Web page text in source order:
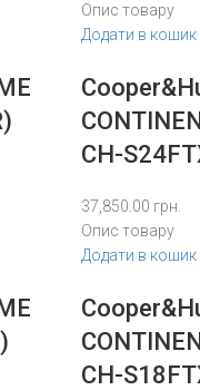
Опис товару
Додати в кошик
CH-
37,850.00 грн.
Опис товару
Додати в кошик
CH-